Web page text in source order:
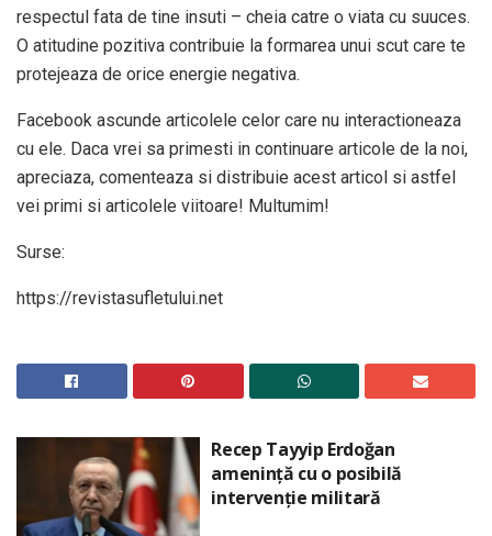
respectul fata de tine insuti – cheia catre o viata cu suuces.
O atitudine pozitiva contribuie la formarea unui scut care te
protejeaza de orice energie negativa.
Facebook ascunde articolele celor care nu interactioneaza
cu ele. Daca vrei sa primesti in continuare articole de la noi,
apreciaza, comenteaza si distribuie acest articol si astfel
vei primi si articolele viitoare! Multumim!
Surse:
https://revistasufletului.net
Recep Tayyip Erdoğan
amenință cu o posibilă
intervenție militară